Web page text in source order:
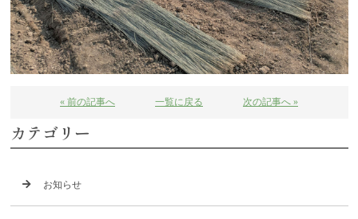
« 前の記事へ 一覧に戻る 次の記事へ »
カテゴリー
お知らせ